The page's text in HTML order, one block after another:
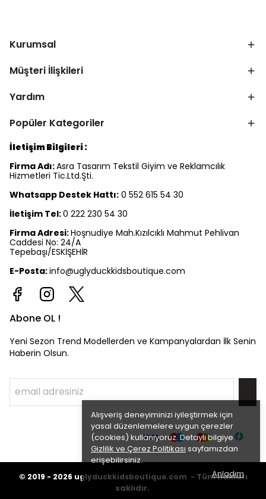
Alışveriş deneyiminizi iyileştirmek için
yasal düzenlemelere uygun çerezler
(cookies) kullanıyoruz. Detaylı bilgiye
Gizlilik ve Çerez Politikası sayfamızdan
erişebilirsiniz.
Anladım
Kurumsal
Müşteri İlişkileri
Yardım
Popüler Kategoriler
İletişim Bilgileri :
Firma Adı:Asra Tasarım Tekstil Giyim ve Reklamcılık
Hizmetleri Tic.Ltd.Şti.
Whatsapp Destek Hattı: 0 552 615 54 30
İletişim Tel:0 222 230 54 30
Firma Adresi:Hoşnudiye Mah.Kızılcıklı Mahmut Pehlivan
Caddesi No: 24/A
Tepebaşı/ESKİŞEHİR
E-Posta:info@uglyduckkidsboutique.com
Abone OL !
Yeni Sezon Trend Modellerden ve Kampanyalardan İlk Senin
Haberin Olsun.
© 2019 - 2026 uglyduckkidsboutique.com - Tüm hakları
saklıdır.